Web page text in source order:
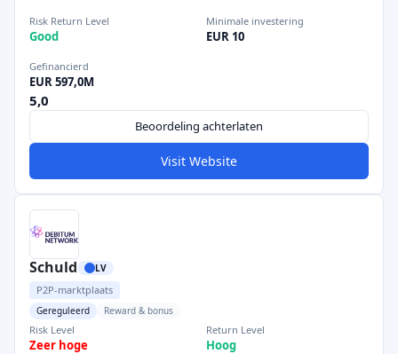
Risk Return Level
Good
Minimale investering
EUR 10
Gefinancierd
EUR 597,0M
5,0
Beoordeling achterlaten
Visit Website
Schuld LV
P2P-marktplaats
Gereguleerd Reward & bonus
Risk Level
Zeer hoge
Return Level
Hoog